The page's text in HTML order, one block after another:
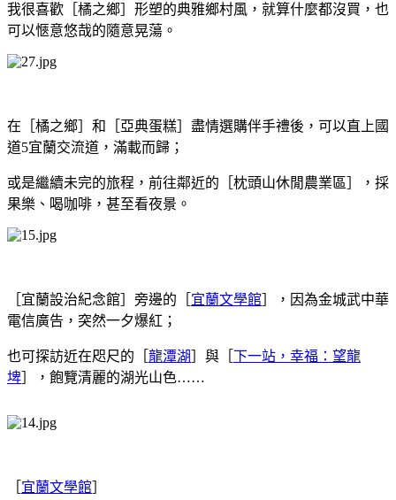
我很喜歡［橘之鄉］形塑的典雅鄉村風，就算什麼都沒買，也
可以愜意悠哉的隨意晃蕩。
在［橘之鄉］和［亞典蛋糕］盡情選購伴手禮後，可以直上國
道5宜蘭交流道，滿載而歸；
或是繼續未完的旅程，前往鄰近的［枕頭山休閒農業區］，採
果樂、喝咖啡，甚至看夜景。
［宜蘭設治紀念館］旁邊的［ 宜蘭文學館 ］，因為金城武中華
電信廣告，突然一夕爆紅；
也可探訪近在咫尺的［ 龍潭湖 ］與［ 下一站，幸福：望龍
埤 ］，飽覽清麗的湖光山色……
宜蘭文學館